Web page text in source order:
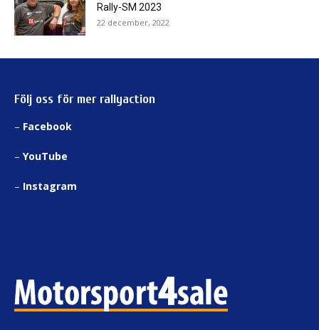
Rally-SM 2023
22 december, 2022
Följ oss för mer rallyaction
– Facebook
– YouTube
– Instagram